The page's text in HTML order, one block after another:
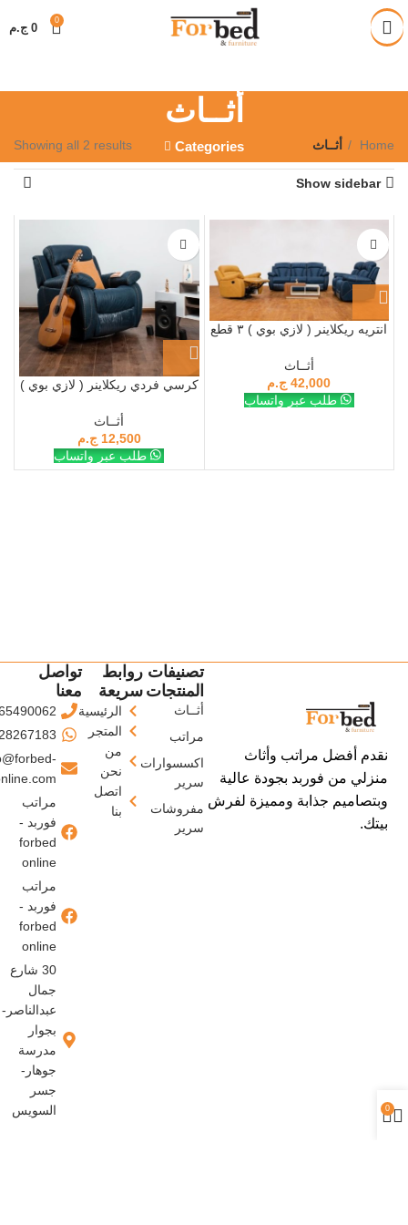
0
0 ج.م
أثــاث
Categories Home أثــاث Showing all 2 results
Show sidebar
انتريه ريكلاينر ( لازي بوي ) ٣ قطع
أثــاث
42,000 ج.م
طلب عبر واتساب
كرسي فردي ريكلاينر ( لازي بوي )
أثــاث
12,500 ج.م
طلب عبر واتساب
نقدم أفضل مراتب وأثاث
منزلي من فوربد بجودة عالية
وبتصاميم جذابة ومميزة لفرش
بيتك.
تصنيفات
المنتجات
أثــاث
مراتب
اكسسوارات
سرير
مفروشات
سرير
روابط
سريعة
الرئيسية
المتجر
من
نحن
اتصل
بنا
تواصل
معنا
مراتب
فوربد -
forbed
online
مراتب
فوربد -
forbed
online
30 شارع
جمال
عبدالناصر-
بجوار
مدرسة
جوهار-
جسر
السويس
خصم 28% على جميع المنتجات
0